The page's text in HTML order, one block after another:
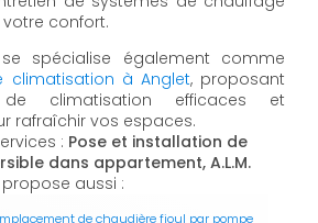
confort.
se spécialise également comme
climatisation à Anglet, proposant
climatisation efficaces et
rafraîchir vos espaces.
: Pose et installation de
dans appartement, A.L.M.
aussi :
de chaudière fioul par pompe